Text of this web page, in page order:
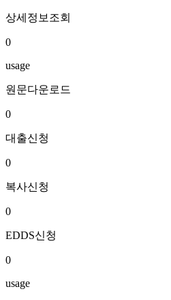
상세정보조회
0
usage
원문다운로드
0
대출신청
0
복사신청
0
EDDS신청
0
usage